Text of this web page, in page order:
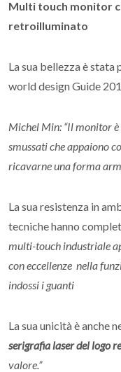
Multi touch monitor
retroilluminato
La sua bellezza è
world design Guide
Michel Min: “Il monitor
smussati che appaiono
ricavarne una forma
La sua resistenza in
tecniche hanno
multi-touch industriale
con eccellenze nella
indossi i guanti
La sua unicità è anche
serigrafia laser del logo
valore.”